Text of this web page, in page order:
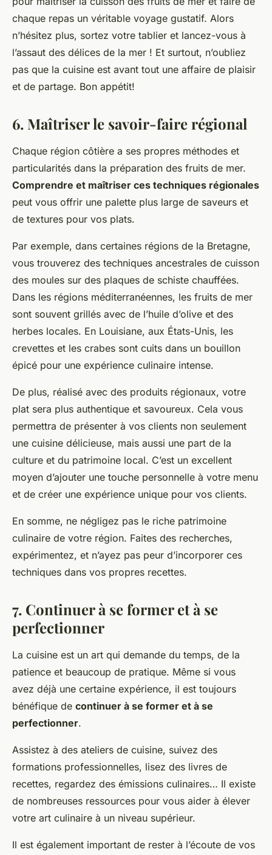
chaque repas un véritable voyage gustatif. Alors
n’hésitez plus, sortez votre tablier et lancez-vous à
l’assaut des délices de la mer ! Et surtout, n’oubliez
pas que la cuisine est avant tout une affaire de plaisir
et de partage. Bon appétit!
6. Maîtriser le savoir-faire régional
Chaque région côtière a ses propres méthodes et
particularités dans la préparation des fruits de mer.
Comprendre et maîtriser ces techniques régionales
peut vous offrir une palette plus large de saveurs et
de textures pour vos plats.
Par exemple, dans certaines régions de la Bretagne,
vous trouverez des techniques ancestrales de cuisson
des moules sur des plaques de schiste chauffées.
Dans les régions méditerranéennes, les fruits de mer
sont souvent grillés avec de l’huile d’olive et des
herbes locales. En Louisiane, aux États-Unis, les
crevettes et les crabes sont cuits dans un bouillon
épicé pour une expérience culinaire intense.
De plus, réalisé avec des produits régionaux, votre
plat sera plus authentique et savoureux. Cela vous
permettra de présenter à vos clients non seulement
une cuisine délicieuse, mais aussi une part de la
culture et du patrimoine local. C’est un excellent
moyen d’ajouter une touche personnelle à votre menu
et de créer une expérience unique pour vos clients.
En somme, ne négligez pas le riche patrimoine
culinaire de votre région. Faites des recherches,
expérimentez, et n’ayez pas peur d’incorporer ces
techniques dans vos propres recettes.
7. Continuer à se former et à se
perfectionner
La cuisine est un art qui demande du temps, de la
patience et beaucoup de pratique. Même si vous
avez déjà une certaine expérience, il est toujours
bénéfique de continuer à se former et à se
perfectionner.
Assistez à des ateliers de cuisine, suivez des
formations professionnelles, lisez des livres de
recettes, regardez des émissions culinaires… Il existe
de nombreuses ressources pour vous aider à élever
votre art culinaire à un niveau supérieur.
Il est également important de rester à l’écoute de vos